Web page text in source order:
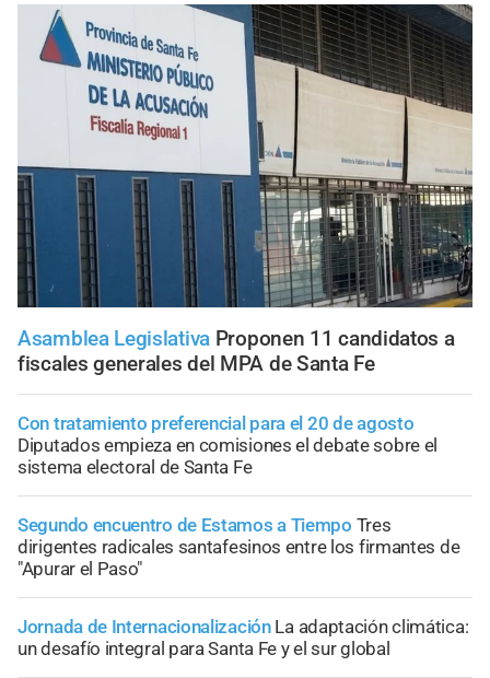
Asamblea Legislativa Proponen 11 candidatos a
fiscales generales del MPA de Santa Fe
Con tratamiento preferencial para el 20 de agosto
Diputados empieza en comisiones el debate sobre el
sistema electoral de Santa Fe
Segundo encuentro de Estamos a Tiempo Tres
dirigentes radicales santafesinos entre los firmantes de
"Apurar el Paso"
Jornada de Internacionalización La adaptación climática:
un desafío integral para Santa Fe y el sur global